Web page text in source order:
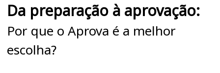
Da preparação à aprovação:
Por que o Aprova é a melhor
escolha?